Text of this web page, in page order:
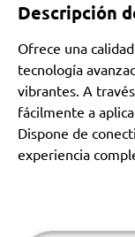
Descripción
Ofrece una
tecnología
vibrantes. A
fácilmente a
Dispone de
experiencia